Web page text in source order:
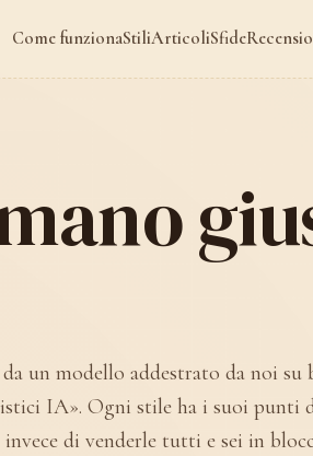
Come funzionaStiliArticoliSfide
un modello addestrato da noi
IA». Ogni stile ha i suoi punti
di venderle tutti e sei in